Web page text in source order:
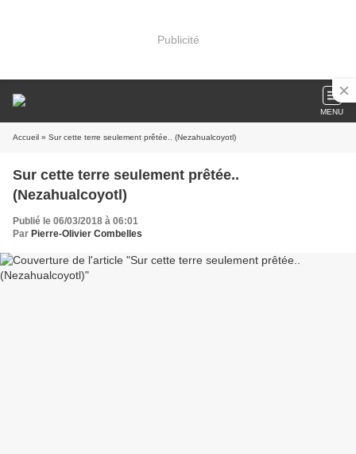
Publicité
MENU
Accueil » Sur cette terre seulement prêtée.. (Nezahualcoyotl)
Sur cette terre seulement prêtée..
(Nezahualcoyotl)
Publié le 06/03/2018 à 06:01
Par Pierre-Olivier Combelles